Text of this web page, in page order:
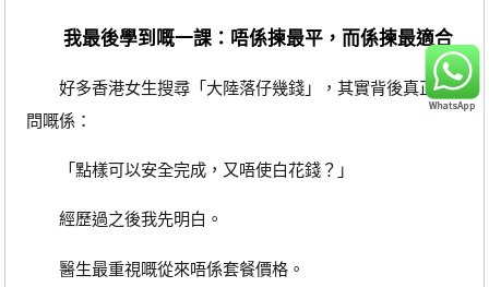
我最後學到嘅一課：唔係揀最平，而係揀最適合
好多香港女生搜尋「大陸落仔幾錢」，其實背後真正想
問嘅係：
「點樣可以安全完成，又唔使白花錢？」
經歷過之後我先明白。
醫生最重視嘅從來唔係套餐價格。